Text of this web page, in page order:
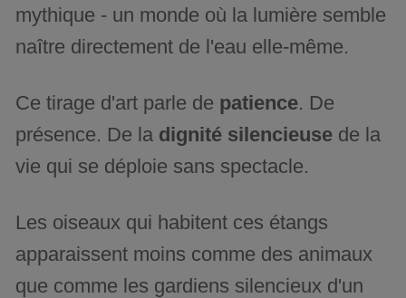
mythique - un monde où la lumière semble
naître directement de l'eau elle-même.
Ce tirage d'art parle de patience. De
présence. De la dignité silencieuse de la
vie qui se déploie sans spectacle.
Les oiseaux qui habitent ces étangs
apparaissent moins comme des animaux
que comme les gardiens silencieux d'un